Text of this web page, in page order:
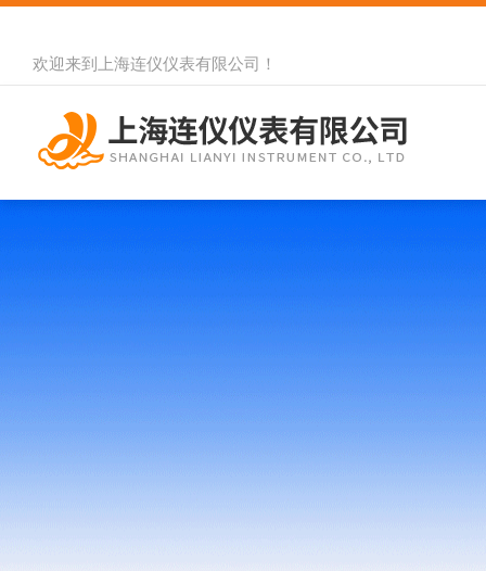
欢迎来到 上海连仪仪表有限公司 ！